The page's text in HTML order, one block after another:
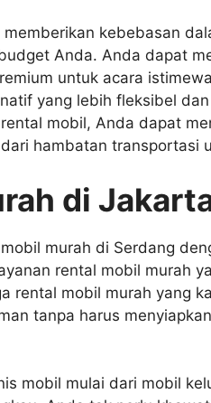
kebebasan
Anda. Anda dapat
untuk acara
yang lebih fleksibel
mobil, Anda dapat
hambatan transportasi
di
murah di Serdang
rental mobil murah
rental mobil murah yang
tanpa harus
mobil mulai dari mobil